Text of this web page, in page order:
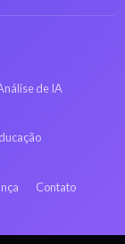
de IA
Contato